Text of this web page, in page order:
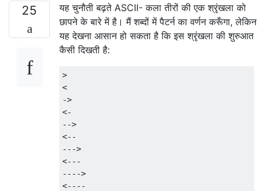
25
यह चुनौती बढ़ते ASCII- कला तीरों की एक श्रृंखला को
छापने के बारे में है। मैं शब्दों में पैटर्न का वर्णन करूँगा, लेकिन
यह देखना आसान हो सकता है कि इस श्रृंखला की शुरुआत
कैसी दिखती है:
>
<
->
<-
-->
<--
--->
<---
---->
<----